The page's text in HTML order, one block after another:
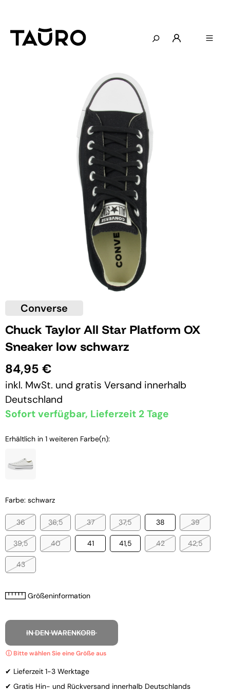
Converse
Chuck Taylor All Star Platform OX
Sneaker low schwarz
84,95 €
inkl. MwSt. und gratis Versand innerhalb
Deutschland
Sofort verfügbar, Lieferzeit 2 Tage
Erhältlich in 1 weiteren Farbe(n):
Farbe: schwarz
36 36,5 37 37,5 38 39
39,5 40 41 41,5 42 42,5
43
Größeninformation
IN DEN WARENKORB
✔ Lieferzeit 1-3 Werktage
✔ Gratis Hin- und Rückversand innerhalb Deutschlands